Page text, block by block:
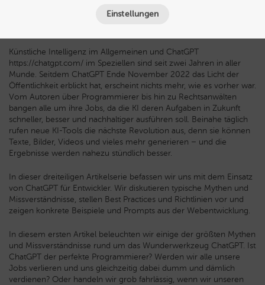
Künstliche Intelligenz im Allgemeinen und ChatGPT
https://chatgpt.com/ im Speziellen sind seit zwei Jahren in aller
Munde. Seitdem ChatGPT Ende November 2022 das Licht der
Öffentlichkeit erblickt hat, erscheint nichts mehr, wie es vorher war.
Vom Autoren über Programmierer bis hin zu Rechtsanwälten
bangen alle um ihre Jobs, da die KI deren Aufgaben in Zukunft
schneller, besser und nachhaltiger ausführen soll. Beinahe täglich
rufen neue KI-Tools die nächste Revolution aus, denn sie können
Texte, Bilder, Videos und vieles mehr generieren – und die
Ergebnisse werden nahezu stündlich besser.
In dieser dreiteiligen Artikelserie befassen wir uns mit dem Einsatz
von ChatGPT für Entwickler. Wir diskutieren typische Mythen und
Missverständnisse, stellen Best Practices und Richtlinien vor und
zeigen konkrete Beispiele und Prompts aus der Webentwicklung.
In diesem ersten Artikel beleuchten wir einige der größten Mythen
und Missverständnisse rund um das Wunderwerkzeug ChatGPT. Ist
ChatGPT der perfekte Programmierer? Werden wir alle unsere
Jobs verlieren und uns gleichzeitig dabei dumm und dämlich
verdienen? Oder handeln wir grob fahrlässig, wenn wir unseren
Einstellungen